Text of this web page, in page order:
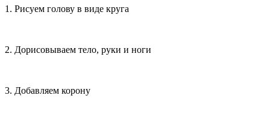
1. Рисуем голову в виде круга
2. Дорисовываем тело, руки и ноги
3. Добавляем корону